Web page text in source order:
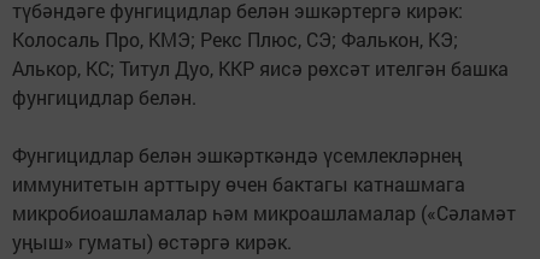
түбәндәге фунгицидлар белән эшкәртергә кирәк:
Колосаль Про, КМЭ; Рекс Плюс, СЭ; Фалькон, КЭ;
Алькор, КС; Титул Дуо, ККР яисә рөхсәт ителгән башка
фунгицидлар белән.
Фунгицидлар белән эшкәрткәндә үсемлекләрнең
иммунитетын арттыру өчен бактагы катнашмага
микробиоашламалар һәм микроашламалар («Сәламәт
уңыш» гуматы) өстәргә кирәк.